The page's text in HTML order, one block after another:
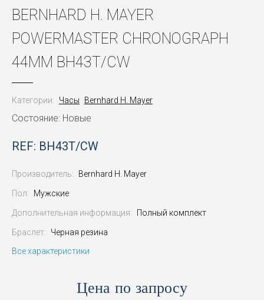
BERNHARD H. MAYER
POWERMASTER CHRONOGRAPH
44MM BH43T/CW
Категории: Часы Bernhard H. Mayer
Состояние: Новые
REF: BH43T/CW
Производитель: Bernhard H. Mayer
Пол: Мужские
Дополнительная информация: Полный комплект
Браслет:
Черная резина
Все характеристики
Цена по запросу